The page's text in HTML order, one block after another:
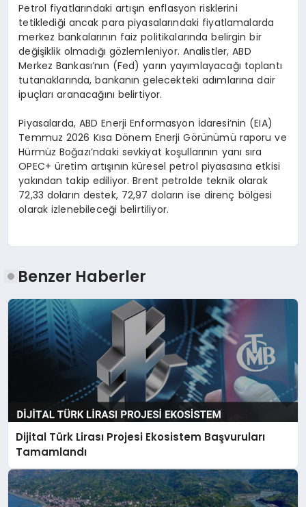
Petrol fiyatlarındaki artışın enflasyon risklerini
tetiklediği ancak para piyasalarındaki fiyatlamalarda
merkez bankalarının faiz politikalarında belirgin bir
değişiklik olmadığı gözlemleniyor. Analistler, ABD
Merkez Bankası’nın (Fed) yarın yayımlayacağı toplantı
tutanaklarında, bankanın gelecekteki adımlarına dair
ipuçları aranacağını belirtiyor.
Piyasalarda, ABD Enerji Enformasyon İdaresi’nin (EIA)
Temmuz 2026 Kısa Dönem Enerji Görünümü raporu ve
Hürmüz Boğazı’ndaki sevkiyat koşullarının yanı sıra
OPEC+ üretim artışının küresel petrol piyasasına etkisi
yakından takip ediliyor. Brent petrolde teknik olarak
72,33 doların destek, 72,97 doların ise direnç bölgesi
olarak izlenebileceği belirtiliyor.
Benzer Haberler
Dijital Türk Lirası Projesi Ekosistem Başvuruları
Tamamlandı